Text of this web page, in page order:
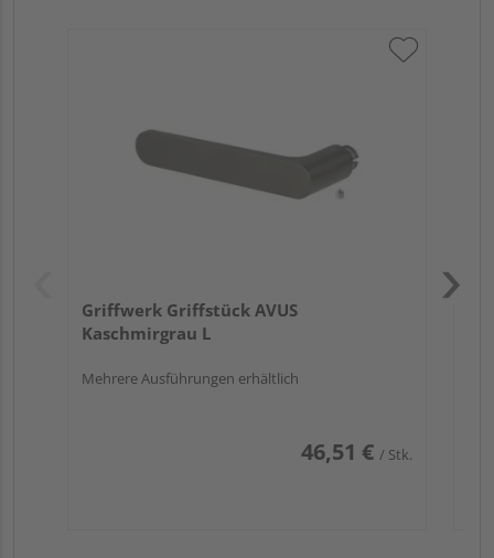
Griffwerk Griffstück AVUS
Kaschmirgrau L
Mehrere Ausführungen erhältlich
46,51 € / Stk.